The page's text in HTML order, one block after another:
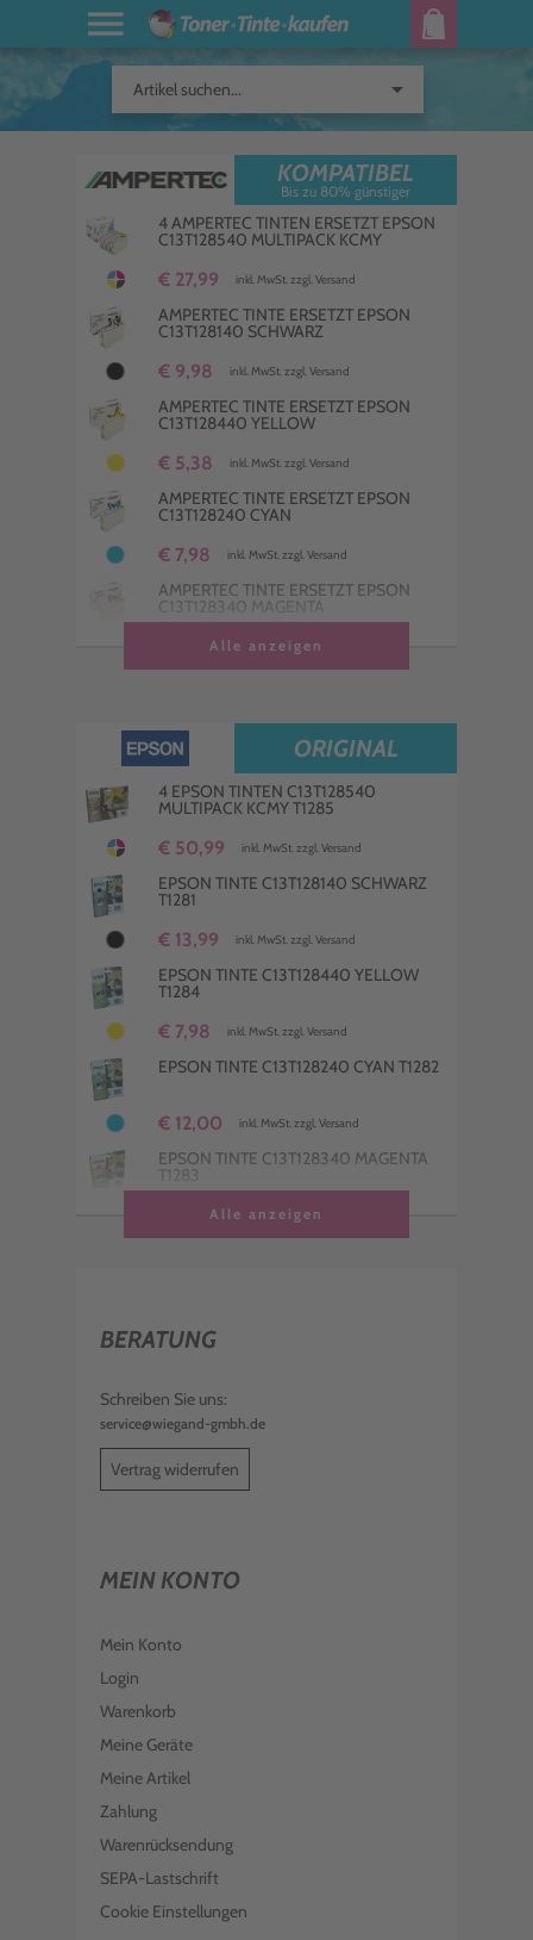
Artikel suchen... arrow_drop_down
KOMPATIBEL
Bis zu 80% günstiger
4 AMPERTEC TINTEN ERSETZT EPSON
C13T128540 MULTIPACK KCMY
€ 27,99 inkl. MwSt. zzgl. Versand
AMPERTEC TINTE ERSETZT EPSON
C13T128140 SCHWARZ
€ 9,98 inkl. MwSt. zzgl. Versand
AMPERTEC TINTE ERSETZT EPSON
C13T128440 YELLOW
€ 5,38 inkl. MwSt. zzgl. Versand
AMPERTEC TINTE ERSETZT EPSON
C13T128240 CYAN
€ 7,98 inkl. MwSt. zzgl. Versand
AMPERTEC TINTE ERSETZT EPSON
C13T128340 MAGENTA
€ 7,98 inkl. MwSt. zzgl. Versand
Alle anzeigen
ORIGINAL
4 EPSON TINTEN C13T128540
MULTIPACK KCMY T1285
€ 50,99 inkl. MwSt. zzgl. Versand
EPSON TINTE C13T128140 SCHWARZ
T1281
€ 13,99 inkl. MwSt. zzgl. Versand
EPSON TINTE C13T128440 YELLOW
T1284
€ 7,98 inkl. MwSt. zzgl. Versand
EPSON TINTE C13T128240 CYAN T1282
€ 12,00 inkl. MwSt. zzgl. Versand
EPSON TINTE C13T128340 MAGENTA
T1283
€ 12,00 inkl. MwSt. zzgl. Versand
Alle anzeigen
BERATUNG
Schreiben Sie uns:
service@wiegand-gmbh.de
Vertrag widerrufen
MEIN KONTO
Mein Konto
Login
Warenkorb
Meine Geräte
Meine Artikel
Zahlung
Warenrücksendung
SEPA-Lastschrift
Cookie Einstellungen